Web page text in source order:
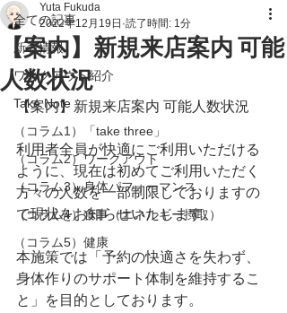
全ての記事
新着情報
ワークアウト紹介
Take Note
（コラム1）「take three」
（コラム2）ワークアウト
（コラム3）身体パフォーマンス
（コラム4）食事（エネルギー摂取）
（コラム5）健康
【案内】新規来店案内 可能
人数状況
Yuta Fukuda
2022年12月19日 読了時間: 1分
【案内】新規来店案内 可能人数状況
利用者全員が快適にご利用いただける
ように、現在は初めてご利用いただく
方々の人数を一部制限しておりますの
で現状をお知らせいたします。
本施策では「予約の快適さを失わず、
身体作りのサポート体制を維持するこ
と」を目的としております。